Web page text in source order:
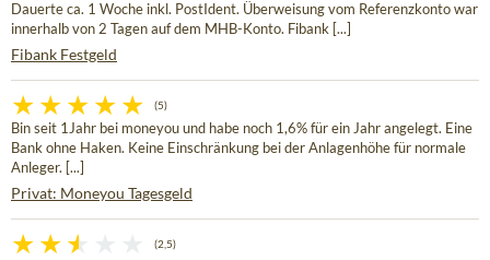
Dauerte ca. 1 Woche inkl. PostIdent. Überweisung vom Referenzkonto war
innerhalb von 2 Tagen auf dem MHB-Konto. Fibank [...]
Fibank Festgeld
(5)
Bin seit 1Jahr bei moneyou und habe noch 1,6% für ein Jahr angelegt. Eine
Bank ohne Haken. Keine Einschränkung bei der Anlagenhöhe für normale
Anleger. [...]
Privat: Moneyou Tagesgeld
(2,5)